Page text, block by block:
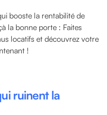
booste la rentabilité de
la bonne porte : Faites
locatifs et découvrez votre
!
ruinent la